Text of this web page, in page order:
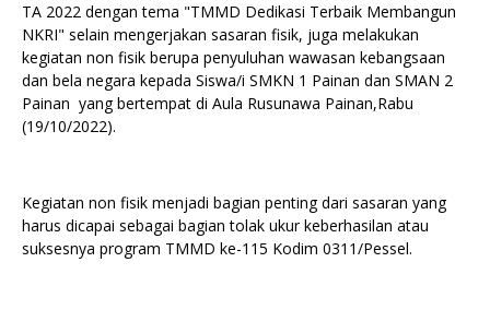
TA 2022 dengan tema "TMMD Dedikasi Terbaik Membangun
NKRI" selain mengerjakan sasaran fisik, juga melakukan
kegiatan non fisik berupa penyuluhan wawasan kebangsaan
dan bela negara kepada Siswa/i SMKN 1 Painan dan SMAN 2
Painan yang bertempat di Aula Rusunawa Painan,Rabu
(19/10/2022).
Kegiatan non fisik menjadi bagian penting dari sasaran yang
harus dicapai sebagai bagian tolak ukur keberhasilan atau
suksesnya program TMMD ke-115 Kodim 0311/Pessel.